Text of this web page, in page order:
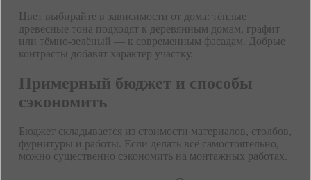
Цвет выбирайте в зависимости от дома: тёплые
древесные тона подходят к деревянным домам, графит
или тёмно-зелёный — к современным фасадам. Добрые
контрасты добавят характер участку.
Примерный бюджет и способы
сэкономить
Бюджет складывается из стоимости материалов, столбов,
фурнитуры и работы. Если делать всё самостоятельно,
можно существенно сэкономить на монтажных работах.